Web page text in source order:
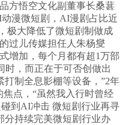
方悟空文化副董事长桑葚
漫微短剧，AI漫剧占比近
极大降低了微短剧制做成
过儿传媒担任人朱杨燮
增加，每个月都有超1万部
时，而正在于可否创做出
制全息影棚等设备，”2年
点，“虽然我入行时曾经
到AI冲击 微短剧行业再寻
分持续完美微短剧行业办